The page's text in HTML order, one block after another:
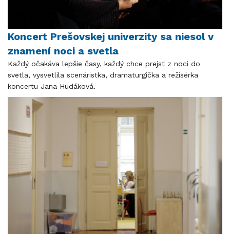
Koncert Prešovskej univerzity sa niesol v
znamení noci a svetla
Každý očakáva lepšie časy, každý chce prejsť z noci do
svetla, vysvetlila scenáristka, dramaturgička a režisérka
koncertu Jana Hudáková.